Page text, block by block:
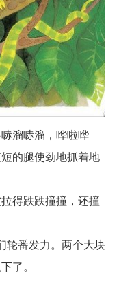
溜哧溜，哗啦哗
的腿使劲地抓着地
得跌跌撞撞，还撞
番发力。两个大块
了。